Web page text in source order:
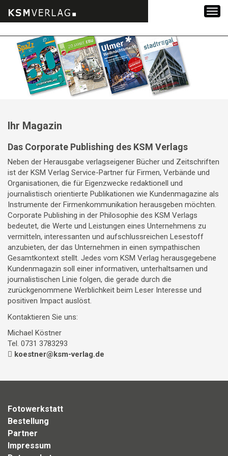
Inhalt
springen
Ihr Magazin
Das Corporate Publishing des KSM Verlags
Neben der Herausgabe verlagseigener Bücher und Zeitschriften
ist der KSM Verlag Service-Partner für Firmen, Verbände und
Organisationen, die für Eigenzwecke redaktionell und
journalistisch orientierte Publikationen wie Kundenmagazine als
Instrumente der Firmenkommunikation herausgeben möchten.
Corporate Publishing in der Philosophie des KSM Verlags
bedeutet, die Werte und Leistungen eines Unternehmens zu
vermitteln, interessanten und aufschlussreichen Lesestoff
anzubieten, der das Unternehmen in einen sympathischen
Gesamtkontext stellt. Jedes vom KSM Verlag herausgegebene
Kundenmagazin soll einer informativen, unterhaltsamen und
journalistischen Linie folgen, die gerade durch die
zurückgenommene Werblichkeit beim Leser Interesse und
positiven Impact auslöst.
Kontaktieren Sie uns:
Michael Köstner
Tel. 0731 3783293
koestner@ksm-verlag.de
Fotowerkstatt
Bestellung
Partner
Impressum